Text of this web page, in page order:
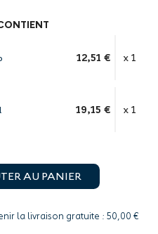
12,51 € x 1
19,15 € x 1
AU PANIER
la livraison gratuite : 50,00 €